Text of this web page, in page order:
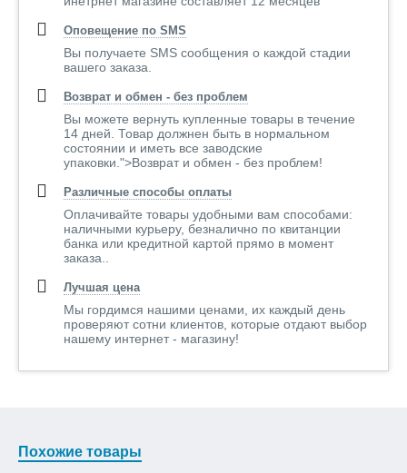
Оповещение по SMS
Вы получаете SMS сообщения о каждой стадии
вашего заказа.
Возврат и обмен - без проблем
Вы можете вернуть купленные товары в течение
14 дней. Товар должнен быть в нормальном
состоянии и иметь все заводские
упаковки.">Возврат и обмен - без проблем!
Различные способы оплаты
Оплачивайте товары удобными вам способами:
наличными курьеру, безналично по квитанции
банка или кредитной картой прямо в момент
заказа..
Лучшая цена
Мы гордимся нашими ценами, их каждый день
проверяют сотни клиентов, которые отдают выбор
нашему интернет - магазину!
Похожие товары